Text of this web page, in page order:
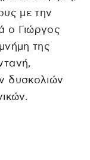
με την
ο Γιώργος
της
δυσκολιών